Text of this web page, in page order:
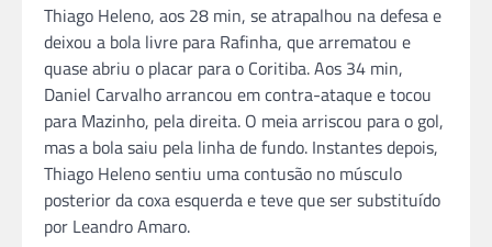
Thiago Heleno, aos 28 min, se atrapalhou na defesa e
deixou a bola livre para Rafinha, que arrematou e
quase abriu o placar para o Coritiba. Aos 34 min,
Daniel Carvalho arrancou em contra-ataque e tocou
para Mazinho, pela direita. O meia arriscou para o gol,
mas a bola saiu pela linha de fundo. Instantes depois,
Thiago Heleno sentiu uma contusão no músculo
posterior da coxa esquerda e teve que ser substituído
por Leandro Amaro.